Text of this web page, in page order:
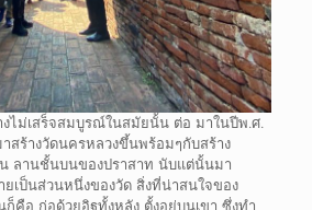
ไม่เสร็จสมบูรณ์ในสมัยนั้น ต่อ มาในปีพ.ศ.
สร้างวัดนครหลวงขึ้นพร้อมๆกับสร้าง
ลานชั้นบนของปราสาท นับแต่นั้นมา
เป็นส่วนหนึ่งของวัด สิ่งที่น่าสนใจของ
ก็คือ ก่อด้วยอิฐทั้งหลัง ตั้งอยู่บนเขา ซึ่งทำ